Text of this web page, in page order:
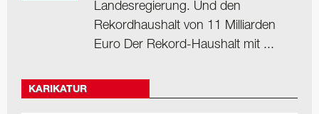
Landesregierung. Und den
Rekordhaushalt von 11 Milliarden
Euro Der Rekord-Haushalt mit ...
KARIKATUR